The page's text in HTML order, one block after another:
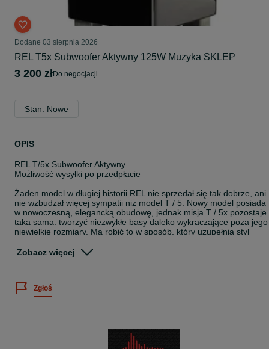
Dodane 03 sierpnia 2026
REL T5x Subwoofer Aktywny 125W Muzyka SKLEP
3 200 zł do negocjacji
Stan: Nowe
OPIS
REL T/5x Subwoofer Aktywny
Możliwość wysyłki po przedpłacie
Żaden model w długiej historii REL nie sprzedał się tak dobrze, ani
nie wzbudzał więcej sympatii niż model T / 5. Nowy model posiada
w nowoczesną, elegancką obudowę, jednak misja T / 5x pozostaje
taka sama: tworzyć niezwykłe basy daleko wykraczające poza jego
niewielkie rozmiary. Ma robić to w sposób, który uzupełnia styl
tajemnicy. Energia basu uderza w podłogę i równomiernie
się po całej przestrzeni, dzięki czemu zachowuje się jak znacznie
Zobacz więcej
Zgłoś